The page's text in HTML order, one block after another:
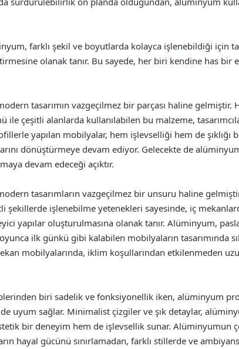
farklı şekil ve boyutlarda kolayca işlenebildiği için
olanak tanır. Bu sayede, her biri kendine has bir
tasarımın vazgeçilmez bir parçası haline gelmiştir.
ile çeşitli alanlarda kullanılabilen bu malzeme,
yapılan mobilyalar, hem işlevselliği hem de şıklığı
dönüştürmeye devam ediyor. Gelecekte de
devam edeceği açıktır.
tasarımların vazgeçilmez bir unsuru haline
şekillerde işlenebilme yetenekleri sayesinde, iç
yapılar oluşturulmasına olanak tanır. Alüminyum,
ilk günkü gibi kalabilen mobilyaların tasarımında
mobilyalarında, iklim koşullarından etkilenmeden
biri sadelik ve fonksiyonellik iken, alüminyum
uyum sağlar. Minimalist çizgiler ve şık detaylar,
bir deneyim hem de işlevsellik sunar. Alüminyumun
hayal gücünü sınırlamadan, farklı stillerde ve